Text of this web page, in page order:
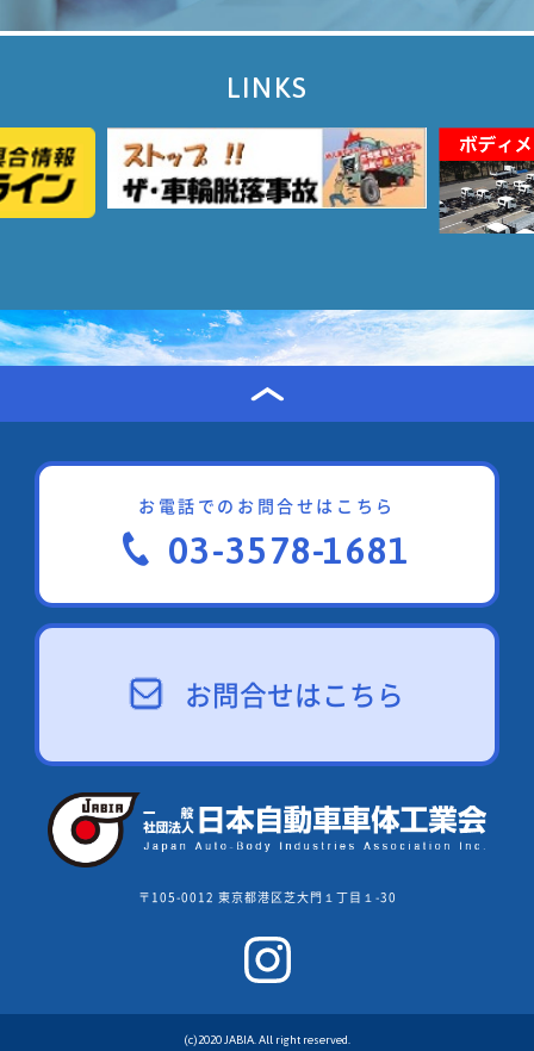
LINKS
お電話でのお問合せはこちら
03-3578-1681
お問合せはこちら
〒105-0012 東京都港区芝大門１丁目１-30
(c)2020 JABIA. All right reserved.